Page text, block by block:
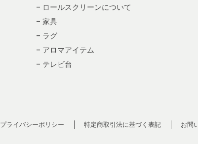
– ロールスクリーンについて
– 家具
– ラグ
– アロマアイテム
– テレビ台
プライバシーポリシー 特定商取引法に基づく表記 お問